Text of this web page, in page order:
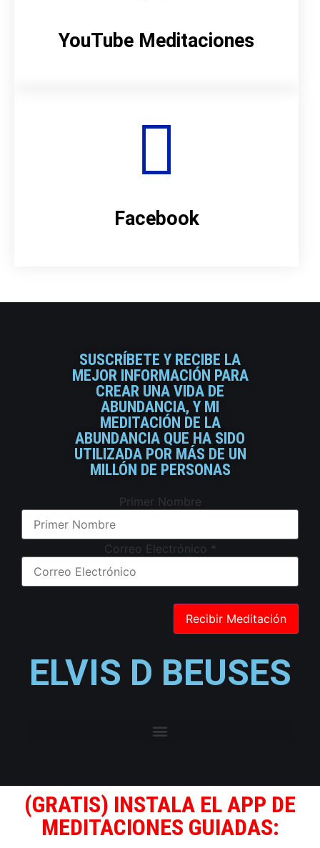
YouTube Meditaciones
Facebook
SUSCRÍBETE Y RECIBE LA
MEJOR INFORMACIÓN PARA
CREAR UNA VIDA DE
ABUNDANCIA, Y MI
MEDITACIÓN DE LA
ABUNDANCIA QUE HA SIDO
UTILIZADA POR MÁS DE UN
MILLÓN DE PERSONAS
Primer Nombre
Correo Electrónico *
ELVIS D BEUSES
(GRATIS) INSTALA EL APP DE
MEDITACIONES GUIADAS: